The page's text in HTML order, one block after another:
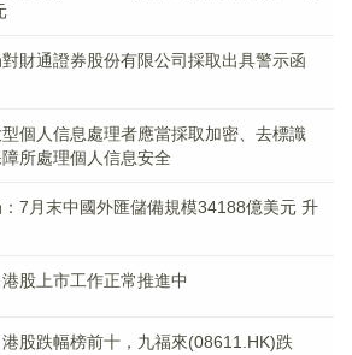
財通證券股份有限公司採取出具警示函
個人信息處理者應當採取加密、去標識
所處理個人信息安全
7月末中國外匯儲備規模34188億美元 升
股上市工作正常推進中
港股跌幅榜前十，九福來(08611.HK)跌